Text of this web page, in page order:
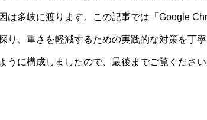
は多岐に渡ります。この記事では「Google
り、重さを軽減するための実践的な対策を丁
うに構成しましたので、最後までご覧ください